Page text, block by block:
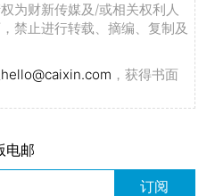
为财新传媒及/或相关权利人
禁止进行转载、摘编、复制及
hello@caixin.com ，获得书面
电邮
订阅